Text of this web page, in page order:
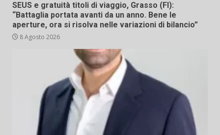
SEUS e gratuità titoli di viaggio, Grasso (FI):
“Battaglia portata avanti da un anno. Bene le
aperture, ora si risolva nelle variazioni di bilancio”
8 Agosto 2026